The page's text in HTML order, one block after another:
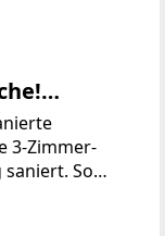
3-Zimmer-
So